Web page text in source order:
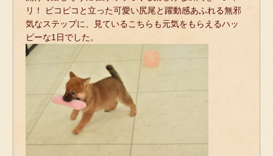
リ！ ピコピコと立った可愛い尻尾と躍動感あふれる無邪
気なステップに、見ているこちらも元気をもらえるハッ
ピーな1日でした。